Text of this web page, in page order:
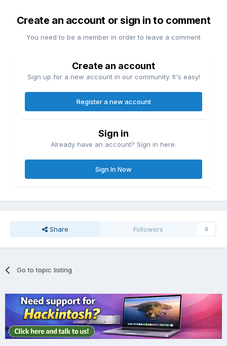
Create an account or sign in to comment
You need to be a member in order to leave a comment
Create an account
Sign up for a new account in our community. It's easy!
Register a new account
Sign in
Already have an account? Sign in here.
Sign In Now
Share Followers 0
Go to topic listing